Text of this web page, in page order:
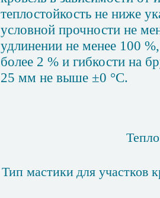
теплостойкость не ниже
условной прочности не
удлинении не менее 100
более 2 % и гибкости на
25 мм не выше ±0 °С.
Тип мастики для участков